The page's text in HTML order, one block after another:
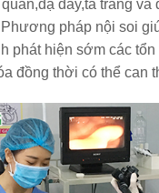
dày,tá tràng và
Phương pháp nội soi
phát hiện sớm các
đồng thời có thể can